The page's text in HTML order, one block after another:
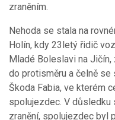
zraněním.
Nehoda se stala na
Holín, kdy 23letý řidič
Mladé Boleslavi na
do protisměru a čelně
Škoda Fabia, ve kterém
spolujezdec. V
zranění, spolujezdec byl